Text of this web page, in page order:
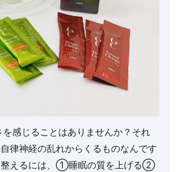
感じることはありませんか？それ
律神経の乱れからくるものなんです
整えるには、①睡眠の質を上げる②